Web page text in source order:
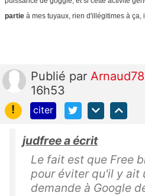
partie à mes tuyaux, rien d'illégitimes à ça,
Publié par Arnaud78
16h53
!
citer
judfree a écrit
Le fait est que Free
pour éviter qu'il y ait
demande à Google